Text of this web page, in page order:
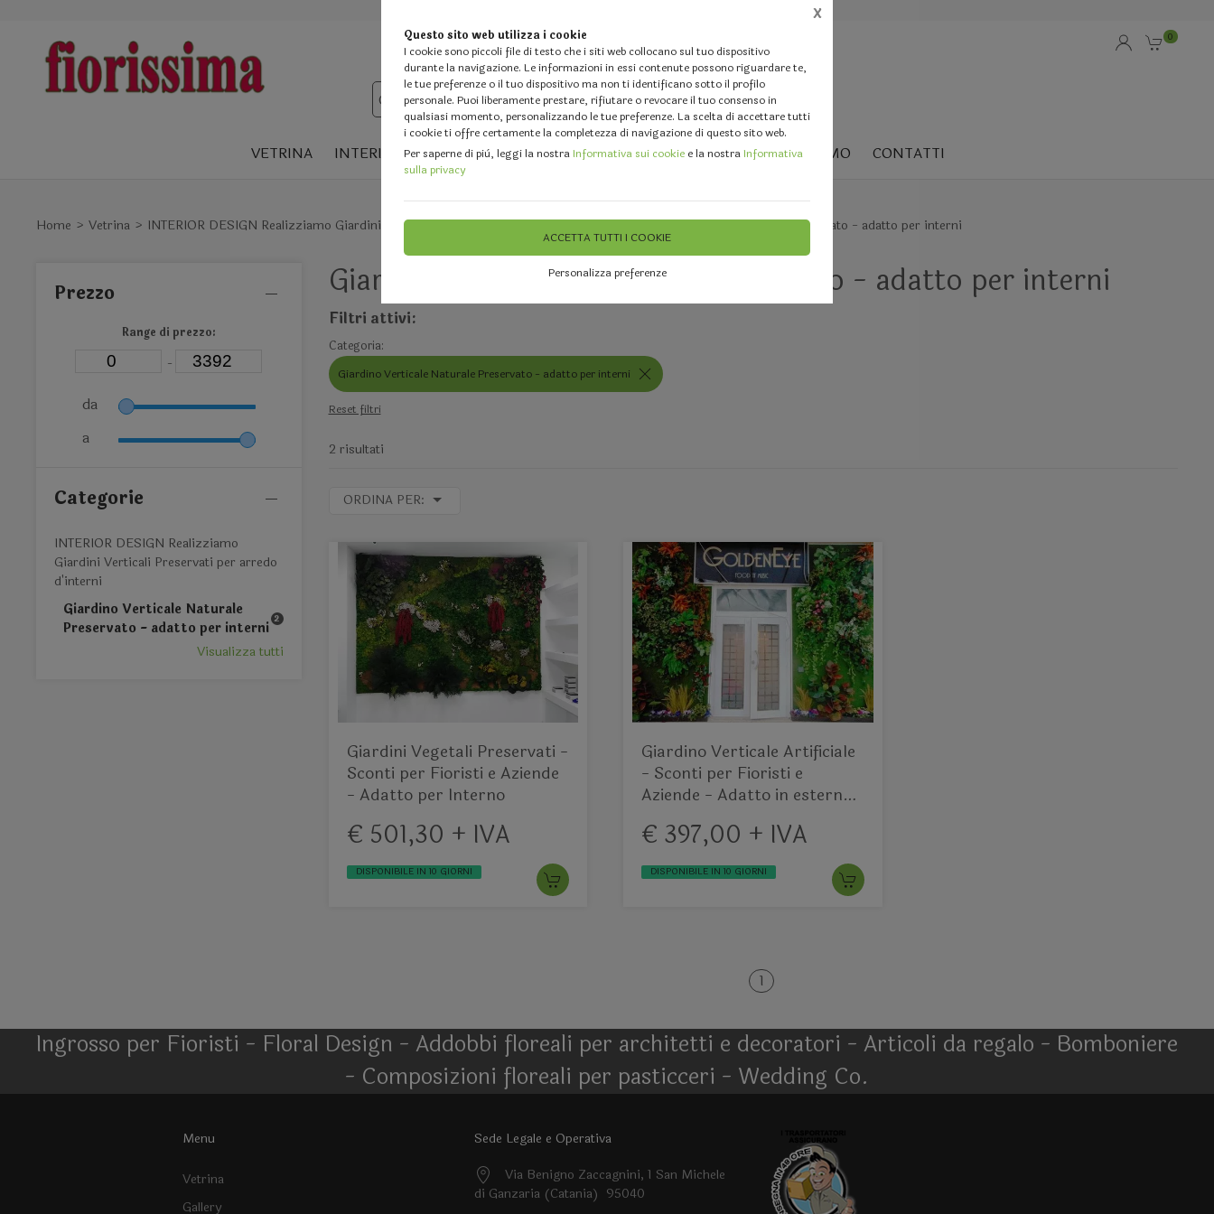
Questo sito web utilizza i cookie
I cookie sono piccoli file di testo che i siti web collocano sul tuo dispositivo
durante la navigazione. Le informazioni in essi contenute possono riguardare te,
le tue preferenze o il tuo dispositivo ma non ti identificano sotto il profilo
personale. Puoi liberamente prestare, rifiutare o revocare il tuo consenso in
qualsiasi momento, personalizzando le tue preferenze. La scelta di accettare tutti
i cookie ti offre certamente la completezza di navigazione di questo sito web.
Per saperne di più, leggi la nostraInformativa sui cookie e la nostraInformativa
sulla privacy
ACCETTA TUTTI I COOKIE
Personalizza preferenze
X
0
VETRINA INTERIOR DESIGN GALLERY DOVE SIAMO FEEDBACK CHI SIAMO CONTATTI
Home Vetrina INTERIOR DESIGN Realizziamo Giardini Verticali Preservati per arredo d'interni Giardino Verticale Naturale Preservato - adatto per interni
Prezzo
Range di prezzo:
-
da
a
Categorie
INTERIOR DESIGN Realizziamo
Giardini Verticali Preservati per arredo
d'interni
Giardino Verticale Naturale
Preservato - adatto per interni 2
Visualizza tutti
Giardino Verticale Naturale Preservato - adatto per interni
Filtri attivi:
Categoria:
Giardino Verticale Naturale Preservato - adatto per interni
Reset filtri
2 risultati
ORDINA PER:
Giardini Vegetali Preservati -
Sconti per Fioristi e Aziende
- Adatto per Interno
€ 501,30 + IVA
DISPONIBILE IN 10 GIORNI
Giardino Verticale Artificiale
- Sconti per Fioristi e
Aziende - Adatto in esterno
€ 397,00 + IVA
DISPONIBILE IN 10 GIORNI
1
Ingrosso per Fioristi - Floral Design - Addobbi floreali per architetti e decoratori - Articoli da regalo - Bomboniere
- Composizioni floreali per pasticceri - Wedding Co.
Menu
Vetrina
Gallery
Sede Legale e Operativa
Via Benigno Zaccagnini, 1 San Michele
di Ganzaria (Catania) 95040